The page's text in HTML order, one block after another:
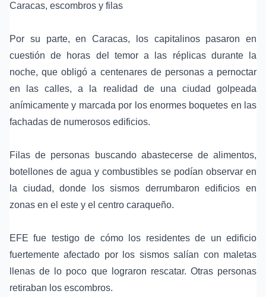
Caracas, escombros y filas
Por su parte, en Caracas, los capitalinos pasaron en
cuestión de horas del temor a las réplicas durante la
noche, que obligó a centenares de personas a pernoctar
en las calles, a la realidad de una ciudad golpeada
anímicamente y marcada por los enormes boquetes en las
fachadas de numerosos edificios.
Filas de personas buscando abastecerse de alimentos,
botellones de agua y combustibles se podían observar en
la ciudad, donde los sismos derrumbaron edificios en
zonas en el este y el centro caraqueño.
EFE fue testigo de cómo los residentes de un edificio
fuertemente afectado por los sismos salían con maletas
llenas de lo poco que lograron rescatar. Otras personas
retiraban los escombros.